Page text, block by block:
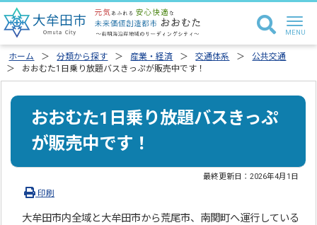
ホーム 分類から探す 産業・経済 交通体系
公共交通
おおむた1日乗り放題バスきっぷが販売中です！
おおむた1日乗り放題バスきっぷ
が販売中です！
最終更新日：2026年4月1日
印刷
大牟田市内全域と大牟田市から荒尾市、南関町へ運行している